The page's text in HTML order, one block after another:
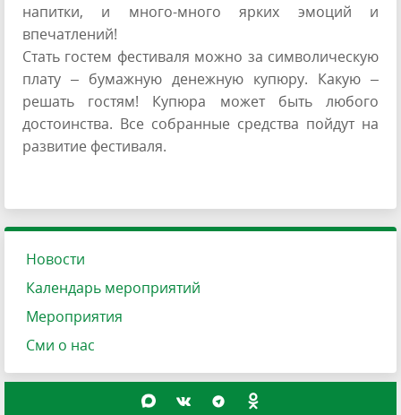
напитки, и много-много ярких эмоций и
впечатлений!
Стать гостем фестиваля можно за символическую
плату – бумажную денежную купюру. Какую –
решать гостям! Купюра может быть любого
достоинства. Все собранные средства пойдут на
развитие фестиваля.
Новости
Календарь мероприятий
Мероприятия
Сми о нас